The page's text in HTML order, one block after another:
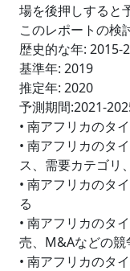
場を後押しすると
このレポートの検
歴史的な年: 2015-
基準年: 2019
推定年: 2020
予測期間:2021-
• 南アフリカのタ
• 南アフリカのタ
ス、需要カテゴリ
• 南アフリカのタ
る
• 南アフリカのタ
売、M&Aなどの競
• 南アフリカのタ